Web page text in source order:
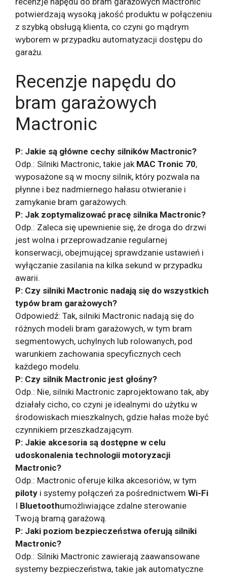
potwierdzają wysoką jakość produktu w połączeniu
z szybką obsługą klienta, co czyni go mądrym
wyborem w przypadku automatyzacji dostępu do
garażu.
Recenzje napędu do
bram garażowych
Mactronic
P: Jakie są główne cechy silników Mactronic?
Odp.: Silniki Mactronic, takie jak MAC Tronic 70,
wyposażone są w mocny silnik, który pozwala na
płynne i bez nadmiernego hałasu otwieranie i
zamykanie bram garażowych.
P: Jak zoptymalizować pracę silnika Mactronic?
Odp.: Zaleca się upewnienie się, że droga do drzwi
jest wolna i przeprowadzanie regularnej
konserwacji, obejmującej sprawdzanie ustawień i
wyłączanie zasilania na kilka sekund w przypadku
awarii.
P: Czy silniki Mactronic nadają się do wszystkich
typów bram garażowych?
Odpowiedź: Tak, silniki Mactronic nadają się do
różnych modeli bram garażowych, w tym bram
segmentowych, uchylnych lub rolowanych, pod
warunkiem zachowania specyficznych cech
każdego modelu.
P: Czy silnik Mactronic jest głośny?
Odp.: Nie, silniki Mactronic zaprojektowano tak, aby
działały cicho, co czyni je idealnymi do użytku w
środowiskach mieszkalnych, gdzie hałas może być
czynnikiem przeszkadzającym.
P: Jakie akcesoria są dostępne w celu
udoskonalenia technologii motoryzacji
Mactronic?
Odp.: Mactronic oferuje kilka akcesoriów, w tym
piloty i systemy połączeń za pośrednictwem Wi-Fi
I Bluetoothumożliwiające zdalne sterowanie
Twoją bramą garażową.
P: Jaki poziom bezpieczeństwa oferują silniki
Mactronic?
Odp.: Silniki Mactronic zawierają zaawansowane
systemy bezpieczeństwa, takie jak automatyczne